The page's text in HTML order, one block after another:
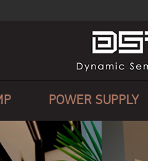
POWER SUPPLY